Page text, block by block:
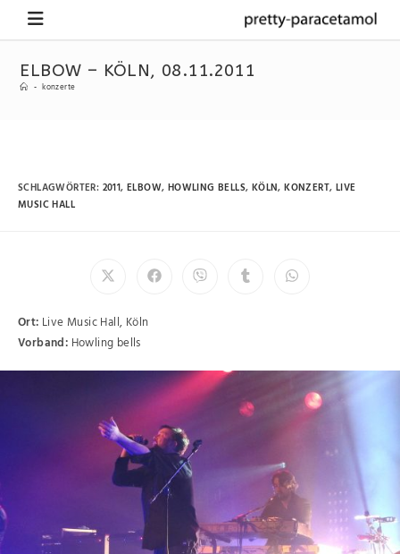
ELBOW – KÖLN, 08.11.2011
- konzerte
SCHLAGWÖRTER: 2011, ELBOW, HOWLING BELLS, KÖLN, KONZERT, LIVE
MUSIC HALL
Ort: Live Music Hall, Köln
Vorband: Howling bells